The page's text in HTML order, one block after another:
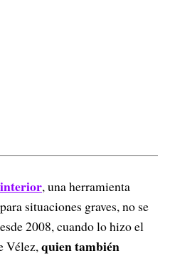
, una herramienta
situaciones graves, no se
2008, cuando lo hizo el
Vélez,quien también